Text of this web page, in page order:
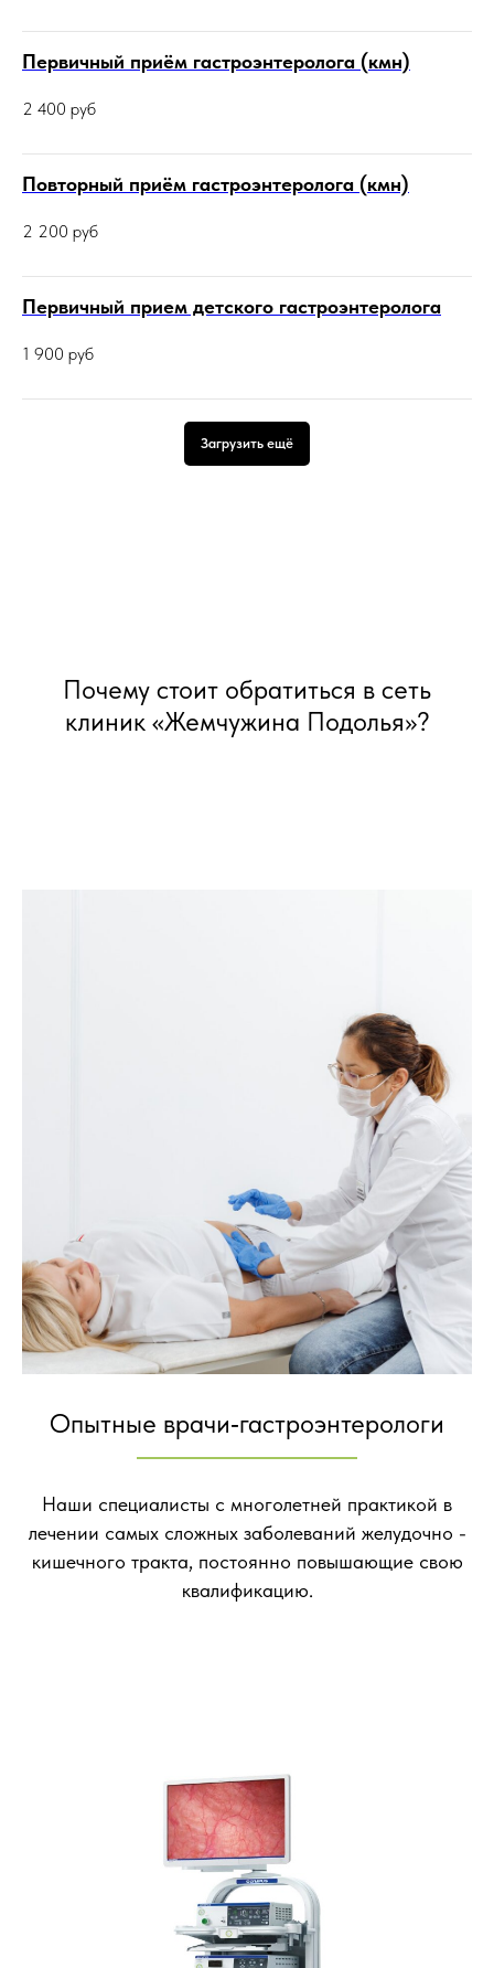
Первичный приём гастроэнтеролога (кмн)
2 400 руб
Повторный приём гастроэнтеролога (кмн)
2 200 руб
Первичный прием детского гастроэнтеролога
1 900 руб
Загрузить ещё
Почему стоит обратиться в сеть
клиник «Жемчужина Подолья»?
Опытные врачи‑гастроэнтерологи
Наши специалисты с многолетней практикой в
лечении самых сложных заболеваний желудочно -
кишечного тракта, постоянно повышающие свою
квалификацию.